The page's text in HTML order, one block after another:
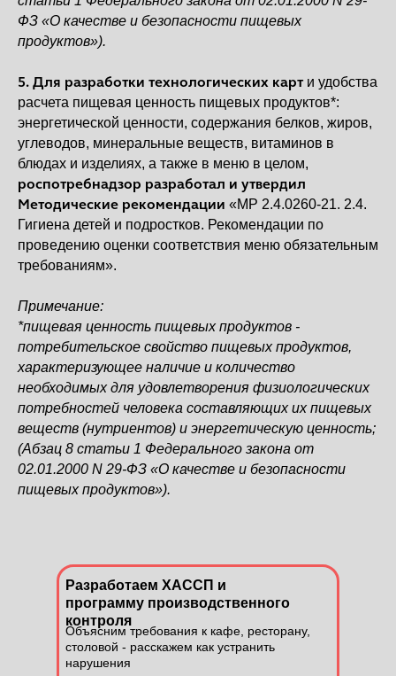
ФЗ «О качестве и безопасности пищевых
продуктов»).
5. Для разработки технологических карти удобства
расчета пищевая ценность пищевых продуктов*:
энергетической ценности, содержания белков, жиров,
углеводов, минеральные веществ, витаминов в
блюдах и изделиях, а также в меню в целом,
роспотребнадзор разработал и утвердил
Методические рекомендации «МР 2.4.0260-21. 2.4.
Гигиена детей и подростков. Рекомендации по
проведению оценки соответствия меню обязательным
требованиям».
Примечание:
*пищевая ценность пищевых продуктов -
потребительское свойство пищевых продуктов,
характеризующее наличие и количество
необходимых для удовлетворения физиологических
потребностей человека составляющих их пищевых
веществ (нутриентов) и энергетическую ценность;
(Абзац 8 статьи 1 Федерального закона от
02.01.2000 N 29-ФЗ «О качестве и безопасности
пищевых продуктов»).
Разработаем ХАССП и
программу производственного
контроля
Объясним требования к кафе, ресторану,
столовой - расскажем как устранить
нарушения